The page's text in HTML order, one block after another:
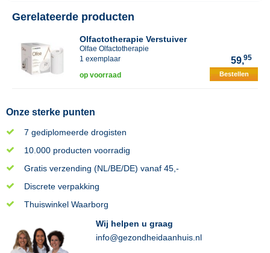
Gerelateerde producten
Olfactotherapie Verstuiver
Olfae Olfactotherapie
1 exemplaar
59,95
op voorraad Bestellen
Onze sterke punten
7 gediplomeerde drogisten
10.000 producten voorradig
Gratis verzending (NL/BE/DE) vanaf 45,-
Discrete verpakking
Thuiswinkel Waarborg
Wij helpen u graag
info@gezondheidaanhuis.nl